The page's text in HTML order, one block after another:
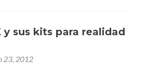
y sus kits para realidad
23, 2012